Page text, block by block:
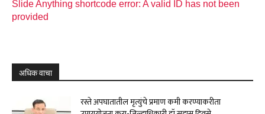
Slide Anything shortcode error: A valid ID has not been
provided
अधिक वाचा
रस्ते अपघातातील मृत्युंचे प्रमाण कमी करण्याकरीता